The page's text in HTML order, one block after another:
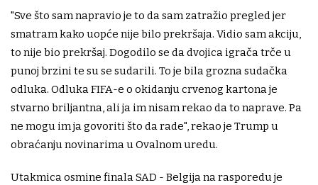
"Sve što sam napravio je to da sam zatražio pregled jer
smatram kako uopće nije bilo prekršaja. Vidio sam akciju,
to nije bio prekršaj. Dogodilo se da dvojica igrača trče u
punoj brzini te su se sudarili. To je bila grozna sudačka
odluka. Odluka FIFA-e o okidanju crvenog kartona je
stvarno briljantna, ali ja im nisam rekao da to naprave. Pa
ne mogu im ja govoriti što da rade", rekao je Trump u
obraćanju novinarima u Ovalnom uredu.
Utakmica osmine finala SAD - Belgija na rasporedu je